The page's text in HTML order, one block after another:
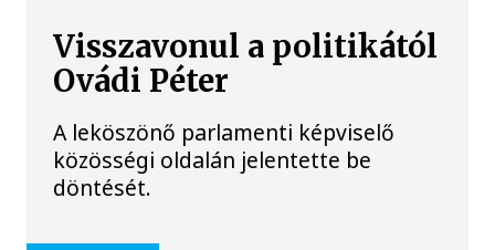
Visszavonul a politikától
Ovádi Péter
A leköszönő parlamenti képviselő
közösségi oldalán jelentette be
döntését.